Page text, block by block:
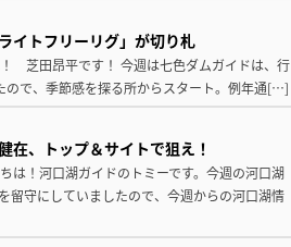
イトフリーリグ」が切り札
芝田昂平です！ 今週は七色ダムガイドは、行
ので、季節感を探る所からスタート。例年通[…]
在、トップ＆サイトで狙え！
は！河口湖ガイドのトミーです。今週の河口湖
留守にしていましたので、今週からの河口湖情